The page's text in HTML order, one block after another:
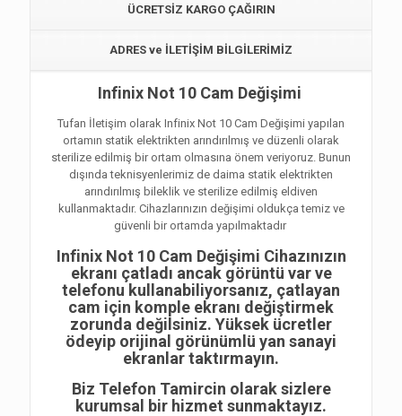
ÜCRETSİZ KARGO ÇAĞIRIN
ADRES ve İLETİŞİM BİLGİLERİMİZ
Infinix Not 10 Cam Değişimi
Tufan İletişim olarak Infinix Not 10 Cam Değişimi yapılan
ortamın statik elektrikten arındırılmış ve düzenli olarak
sterilize edilmiş bir ortam olmasına önem veriyoruz. Bunun
dışında teknisyenlerimiz de daima statik elektrikten
arındırılmış bileklik ve sterilize edilmiş eldiven
kullanmaktadır. Cihazlarınızın değişimi oldukça temiz ve
güvenli bir ortamda yapılmaktadır
Infinix Not 10 Cam Değişimi Cihazınızın
ekranı çatladı ancak görüntü var ve
telefonu kullanabiliyorsanız, çatlayan
cam için komple ekranı değiştirmek
zorunda değilsiniz. Yüksek ücretler
ödeyip orijinal görünümlü yan sanayi
ekranlar taktırmayın.
Biz Telefon Tamircin olarak sizlere
kurumsal bir hizmet sunmaktayız.